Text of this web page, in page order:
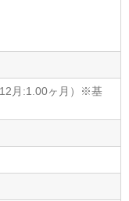
月:1.00ヶ月）※基